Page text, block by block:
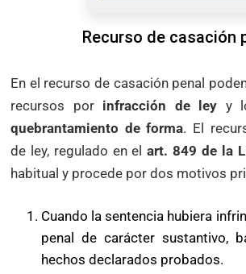
Recurso de casación
En el recurso de casación penal
recursos por infracción de ley y
quebrantamiento de forma. El
de ley, regulado en elart. 849 de la
habitual y procede por dos motivos
Cuando la sentencia hubiera
penal de carácter sustantivo,
hechos declarados probados.